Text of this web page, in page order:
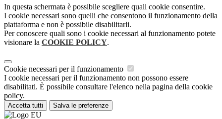
In questa schermata è possibile scegliere quali cookie consentire.
I cookie necessari sono quelli che consentono il funzionamento della
piattaforma e non è possibile disabilitarli.
Per conoscere quali sono i cookie necessari al funzionamento potete
visionare la COOKIE POLICY.
Cookie necessari per il funzionamento
I cookie necessari per il funzionamento non possono essere
disabilitati. È possibile consultare l'elenco nella pagina della cookie
policy.
Accetta tutti Salva le preferenze